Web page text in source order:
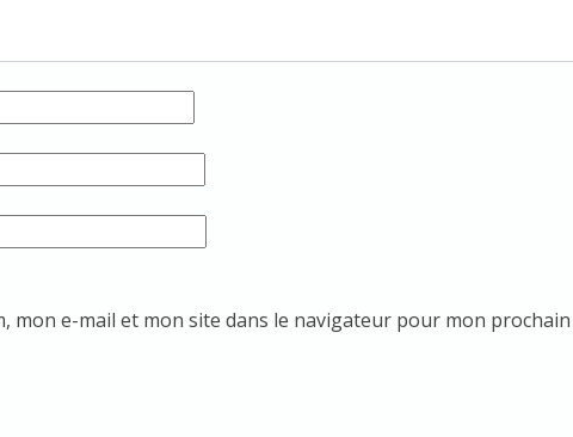
mon e-mail et mon site dans le navigateur pour mon prochain